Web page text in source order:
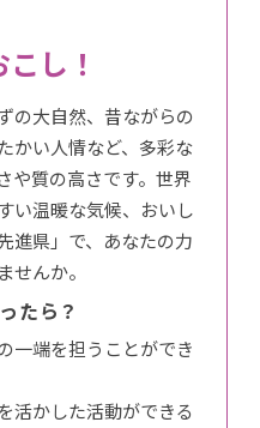
し！
の大自然、昔ながらの
かい人情など、多彩な
や質の高さです。世界
い温暖な気候、おいし
進県」で、あなたの力
せんか。
たら？
一端を担うことができ
活かした活動ができる